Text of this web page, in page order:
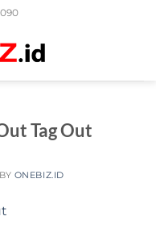
Tag Out
BY ONEBIZ.ID